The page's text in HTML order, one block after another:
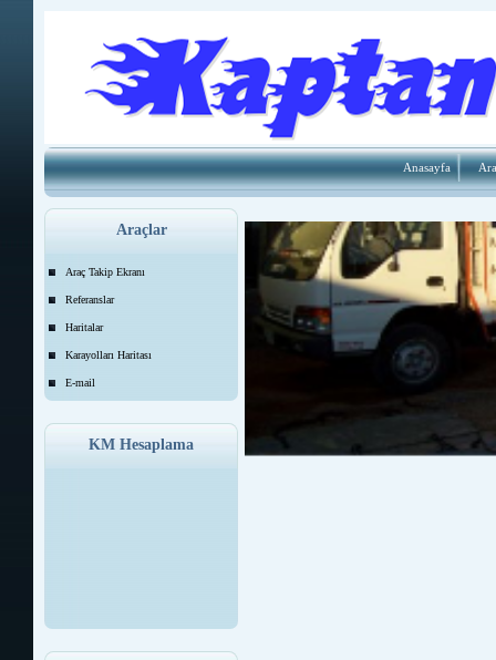
Anasayfa
Araçlar
Araç Takip Ekranı
Referanslar
Haritalar
Karayolları Haritası
E-mail
KM Hesaplama